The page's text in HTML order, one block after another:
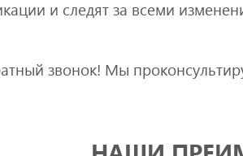
и следят за всеми
звонок! Мы